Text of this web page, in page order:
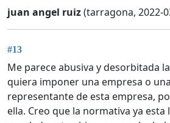
juan angel ruiz(tarragona, 2022-
#13
Me parece abusiva y desorbitada
quiera imponer una empresa o
representante de esta empresa,
ella. Creo que la normativa ya